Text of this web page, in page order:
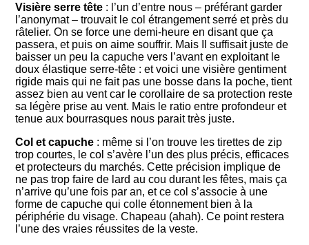
Visière serre tête : l’un d’entre nous – préférant garder
l’anonymat – trouvait le col étrangement serré et près du
râtelier. On se force une demi-heure en disant que ça
passera, et puis on aime souffrir. Mais Il suffisait juste de
baisser un peu la capuche vers l’avant en exploitant le
doux élastique serre-tête : et voici une visière gentiment
rigide mais qui ne fait pas une bosse dans la poche, tient
assez bien au vent car le corollaire de sa protection reste
sa légère prise au vent. Mais le ratio entre profondeur et
tenue aux bourrasques nous parait très juste.
Col et capuche : même si l’on trouve les tirettes de zip
trop courtes, le col s’avère l’un des plus précis, efficaces
et protecteurs du marchés. Cette précision implique de
ne pas trop faire de lard au cou durant les fêtes, mais ça
n’arrive qu’une fois par an, et ce col s’associe à une
forme de capuche qui colle étonnement bien à la
périphérie du visage. Chapeau (ahah). Ce point restera
l’une des vraies réussites de la veste.